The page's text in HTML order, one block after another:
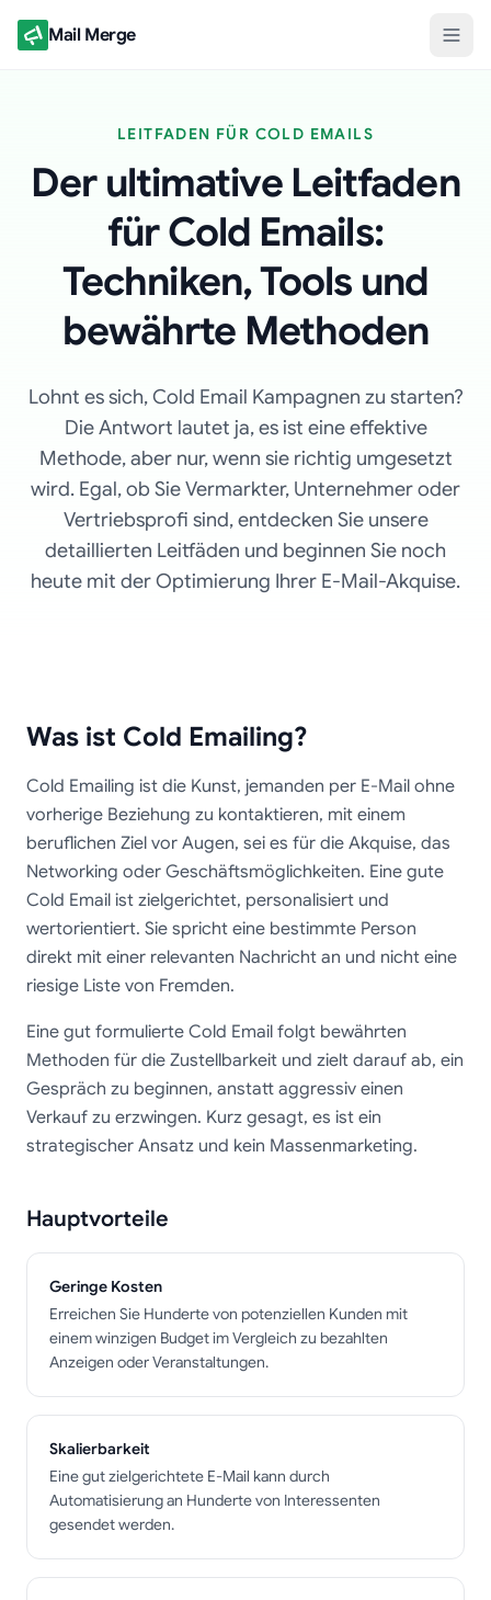
Mail Merge
LEITFADEN FÜR COLD EMAILS
Der ultimative Leitfaden
für Cold Emails:
Techniken, Tools und
bewährte Methoden
Lohnt es sich, Cold Email Kampagnen zu starten?
Die Antwort lautet ja, es ist eine effektive
Methode, aber nur, wenn sie richtig umgesetzt
wird. Egal, ob Sie Vermarkter, Unternehmer oder
Vertriebsprofi sind, entdecken Sie unsere
detaillierten Leitfäden und beginnen Sie noch
heute mit der Optimierung Ihrer E-Mail-Akquise.
Was ist Cold Emailing?
Cold Emailing ist die Kunst, jemanden per E-Mail ohne
vorherige Beziehung zu kontaktieren, mit einem
beruflichen Ziel vor Augen, sei es für die Akquise, das
Networking oder Geschäftsmöglichkeiten. Eine gute
Cold Email ist zielgerichtet, personalisiert und
wertorientiert. Sie spricht eine bestimmte Person
direkt mit einer relevanten Nachricht an und nicht eine
riesige Liste von Fremden.
Eine gut formulierte Cold Email folgt bewährten
Methoden für die Zustellbarkeit und zielt darauf ab, ein
Gespräch zu beginnen, anstatt aggressiv einen
Verkauf zu erzwingen. Kurz gesagt, es ist ein
strategischer Ansatz und kein Massenmarketing.
Hauptvorteile
Geringe Kosten
Erreichen Sie Hunderte von potenziellen Kunden mit
einem winzigen Budget im Vergleich zu bezahlten
Anzeigen oder Veranstaltungen.
Skalierbarkeit
Eine gut zielgerichtete E-Mail kann durch
Automatisierung an Hunderte von Interessenten
gesendet werden.